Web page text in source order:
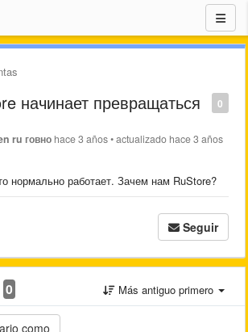
0
начинает превращаться
ru говно hace 3 años•actualizado hace 3 años
нормально работает. Зачем нам RuStore?
Seguir
0 Más antiguo primero